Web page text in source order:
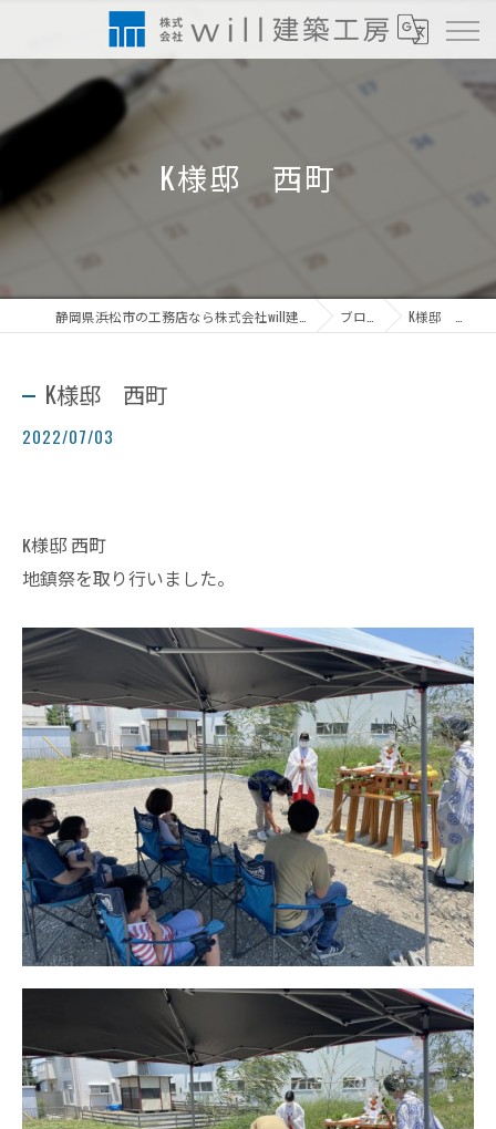
K様邸 西町
ブログ K様邸 西町
K様邸 西町
2022/07/03
K様邸 西町
地鎮祭を取り行いました。